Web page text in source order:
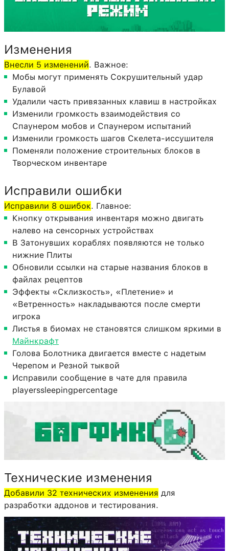
Изменения
Внесли 5 изменений. Важное:
Мобы могут применять Сокрушительный удар
Булавой
Удалили часть привязанных клавиш в настройках
Изменили громкость взаимодействия со
Спаунером мобов и Спаунером испытаний
Изменили громкость шагов Скелета-иссушителя
Поменяли положение строительных блоков в
Творческом инвентаре
Исправили ошибки
Исправили 8 ошибок. Главное:
Кнопку открывания инвентаря можно двигать
налево на сенсорных устройствах
В Затонувших кораблях появляются не только
нижние Плиты
Обновили ссылки на старые названия блоков в
файлах рецептов
Эффекты «Склизкость», «Плетение» и
«Ветренность» накладываются после смерти
игрока
Листья в биомах не становятся слишком яркими в
Майнкрафт
Голова Болотника двигается вместе с надетым
Черепом и Резной тыквой
Исправили сообщение в чате для правила
playerssleepingpercentage
Технические изменения
Добавили 32 технических изменения для
разработки аддонов и тестирования.